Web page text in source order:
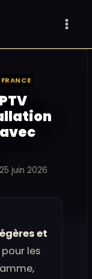
25 juin 2026
et
les